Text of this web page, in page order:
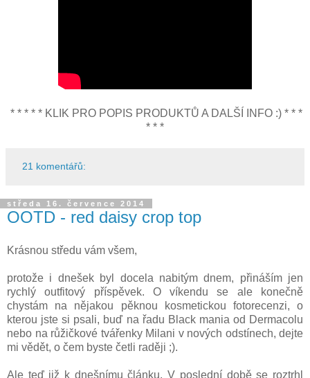
* * * * * KLIK PRO POPIS PRODUKTŮ A DALŠÍ INFO :) * * *
* * *
21 komentářů:
středa 16. července 2014
OOTD - red daisy crop top
Krásnou středu vám všem,
protože i dnešek byl docela nabitým dnem, přináším jen
rychlý outfitový příspěvek. O víkendu se ale konečně
chystám na nějakou pěknou kosmetickou fotorecenzi, o
kterou jste si psali, buď na řadu Black mania od Dermacolu
nebo na růžičkové tvářenky Milani v nových odstínech, dejte
mi vědět, o čem byste četli raději ;).
Ale teď již k dnešnímu článku. V poslední době se roztrhl